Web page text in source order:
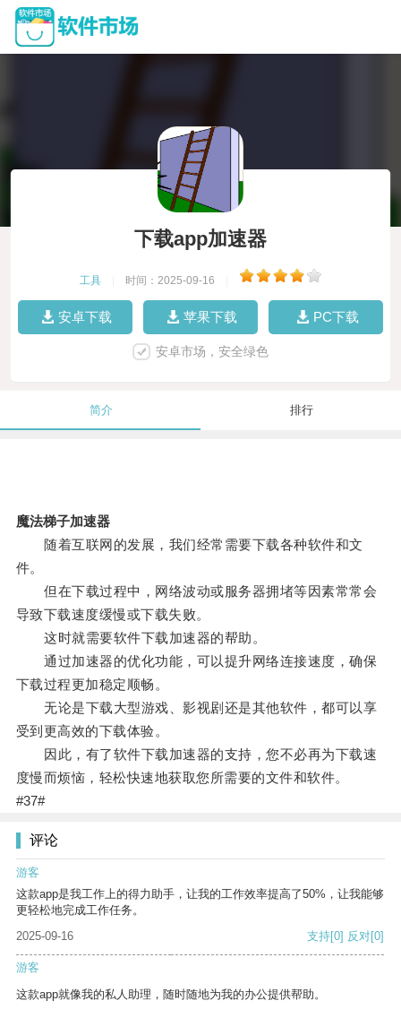
下载app加速器
工具 时间：2025-09-16
安卓下载 苹果下载 PC下载
安卓市场，安全绿色
简介 排行
魔法梯子加速器
随着互联网的发展，我们经常需要下载各种软件和文
件。
但在下载过程中，网络波动或服务器拥堵等因素常常会
导致下载速度缓慢或下载失败。
这时就需要软件下载加速器的帮助。
通过加速器的优化功能，可以提升网络连接速度，确保
下载过程更加稳定顺畅。
无论是下载大型游戏、影视剧还是其他软件，都可以享
受到更高效的下载体验。
因此，有了软件下载加速器的支持，您不必再为下载速
度慢而烦恼，轻松快速地获取您所需要的文件和软件。
#37#
评论
游客
这款app是我工作上的得力助手，让我的工作效率提高了50%，让我能够
更轻松地完成工作任务。
2025-09-16
支持[0] 反对[0]
游客
这款app就像我的私人助理，随时随地为我的办公提供帮助。